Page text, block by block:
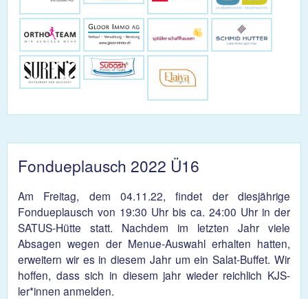
Fondueplausch 2022 Ü16
Am Freitag, dem 04.11.22, findet der diesjährige
Fondueplausch von 19:30 Uhr bis ca. 24:00 Uhr in der
SATUS-Hütte statt. Nachdem im letzten Jahr viele
Absagen wegen der Menue-Auswahl erhalten hatten,
erweitern wir es in diesem Jahr um ein Salat-Buffet. Wir
hoffen, dass sich in diesem jahr wieder reichlich KJS-
ler*innen anmelden.